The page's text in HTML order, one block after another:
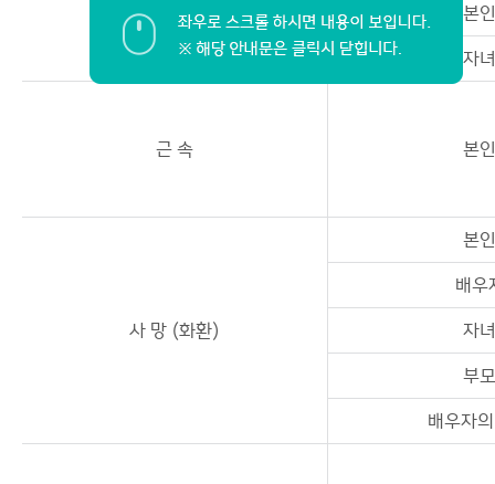
결 혼
본
자
근 속 본
사 망 (화환)
본
배우
자
부
배우자